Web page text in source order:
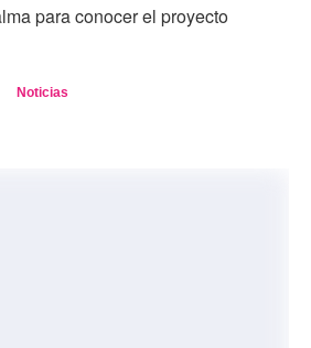
para conocer el proyecto
Noticias